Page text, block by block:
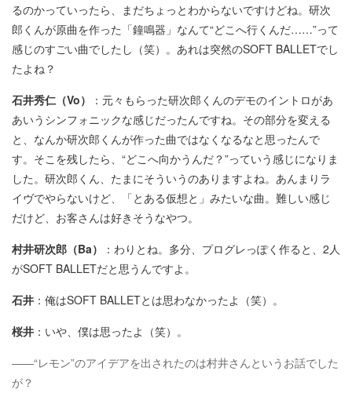
るのかっていったら、まだちょっとわからないですけどね。研次
郎くんが原曲を作った「鐘鳴器」なんて“どこへ行くんだ……”って
感じのすごい曲でしたし（笑）。あれは突然のSOFT BALLETでし
たよね？
石井秀仁（Vo）
：元々もらった研次郎くんのデモのイントロがあ
あいうシンフォニックな感じだったんですね。その部分を変える
と、なんか研次郎くんが作った曲ではなくなるなと思ったんで
す。そこを残したら、“どこへ向かうんだ？”っていう感じになりま
した。研次郎くん、たまにそういうのありますよね。あんまりラ
イヴでやらないけど、「とある仮想と」みたいな曲。難しい感じ
だけど、お客さんは好きそうなやつ。
村井研次郎（Ba）
：わりとね。多分、プログレっぽく作ると、2人
がSOFT BALLETだと思うんですよ。
石井 ：俺はSOFT BALLETとは思わなかったよ（笑）。
桜井 ：いや、僕は思ったよ（笑）。
――“レモン”のアイデアを出されたのは村井さんというお話でした
が？